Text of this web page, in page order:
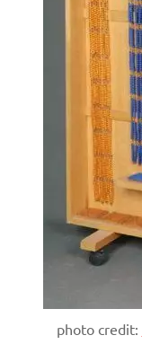
photo credit: